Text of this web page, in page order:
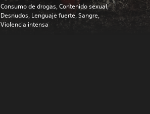
Consumo de drogas, Contenido sexual,
Desnudos, Lenguaje fuerte, Sangre,
Violencia intensa